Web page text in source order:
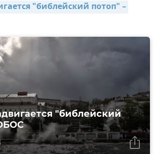
"библейский потоп" –
"библейский